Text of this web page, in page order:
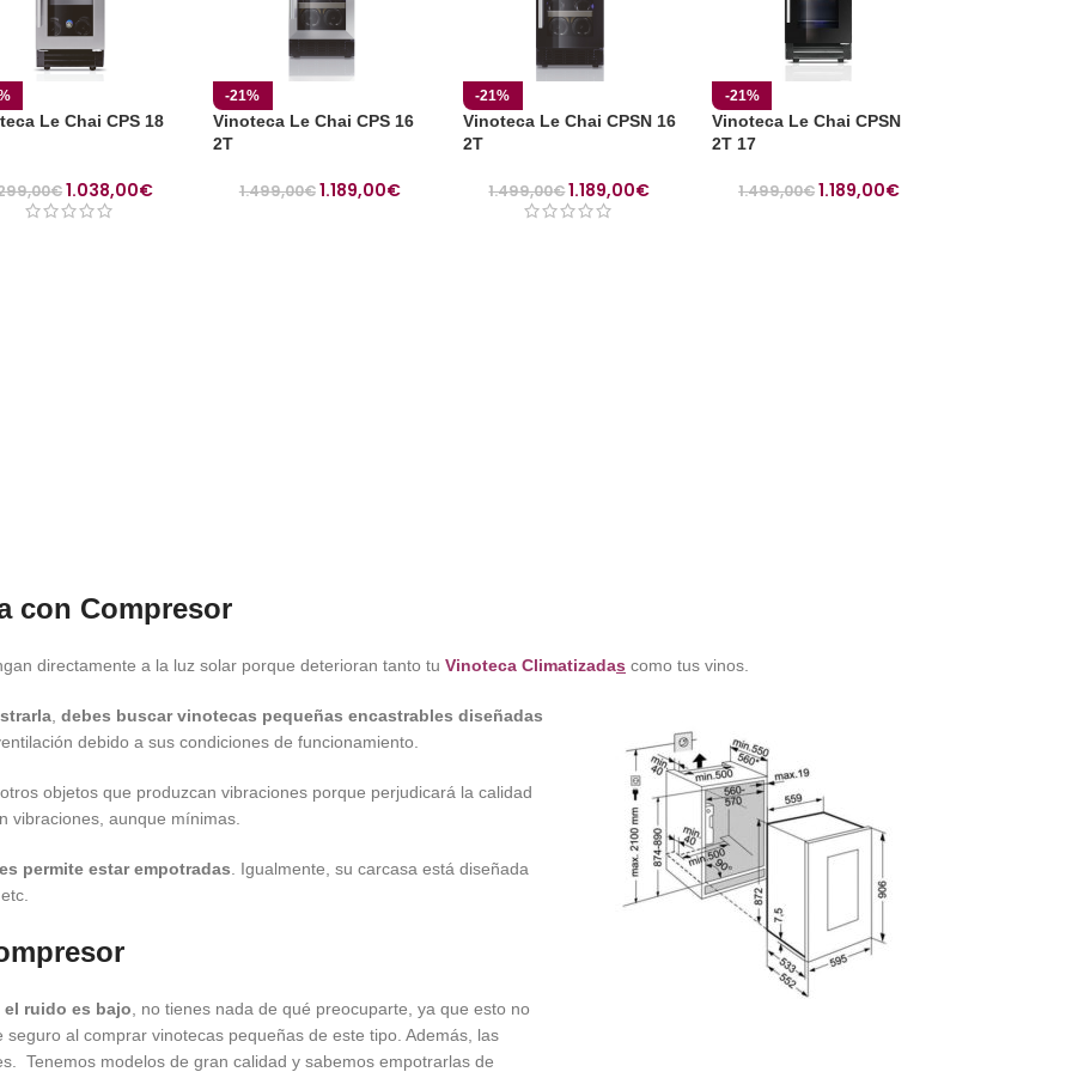
Le Chai CPS 18
€1.038,00€
-21%
Vinoteca Le Chai CPS 16
2T
1.499,00€1.189,00€
-21%
Vinoteca Le Chai CPSN 16
2T
1.499,00€1.189,00€
-21%
Vinoteca Le Chai CPSN
2T 17
1.499,00€1.189,00€
con Compresor
directamente a la luz solar porque deterioran tanto tu Vinoteca Climatizadas como tus vinos.
, debes buscar vinotecas pequeñas encastrables diseñadas
debido a sus condiciones de funcionamiento.
objetos que produzcan vibraciones porque perjudicará la calidad
vibraciones, aunque mínimas.
permite estar empotradas. Igualmente, su carcasa está diseñada
ruido es bajo, no tienes nada de qué preocuparte, ya que esto no
al comprar vinotecas pequeñas de este tipo. Además, las
Tenemos modelos de gran calidad y sabemos empotrarlas de